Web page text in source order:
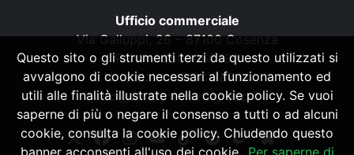
Ufficio commerciale
Via Galluppi, 26 – 87100 Cosenza
P. IVA 03500860782
N. iscrizione ROC 28794
info@smartnetworkgroup.it
Questo sito o gli strumenti terzi da questo utilizzati si
avvalgono di cookie necessari al funzionamento ed
utili alle finalità illustrate nella cookie policy. Se vuoi
saperne di più o negare il consenso a tutti o ad alcuni
cookie, consulta la cookie policy. Chiudendo questo
banner acconsenti all'uso dei cookie.
Per saperne di